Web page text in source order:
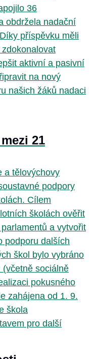
36
obdržela nadační
příspěvku měli
aktivní a pasivní
na nový
našich žáků nadaci
21
a tělovýchovy
podpory
Cílem
školách ověřit
a vytvořit
podporu dalších
škol bylo vybráno
sociálně
pokusného
zahájena od 1. 9.
škola
pro další